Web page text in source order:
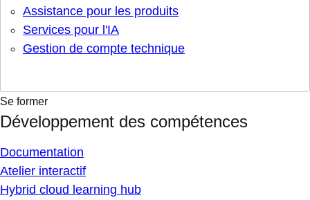
Assistance pour les produits
Services pour l'IA
Gestion de compte technique
Se former
Développement des compétences
Documentation
Atelier interactif
Hybrid cloud learning hub